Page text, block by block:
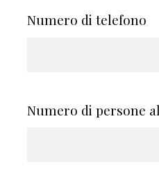
Numero di telefono
Numero di persone